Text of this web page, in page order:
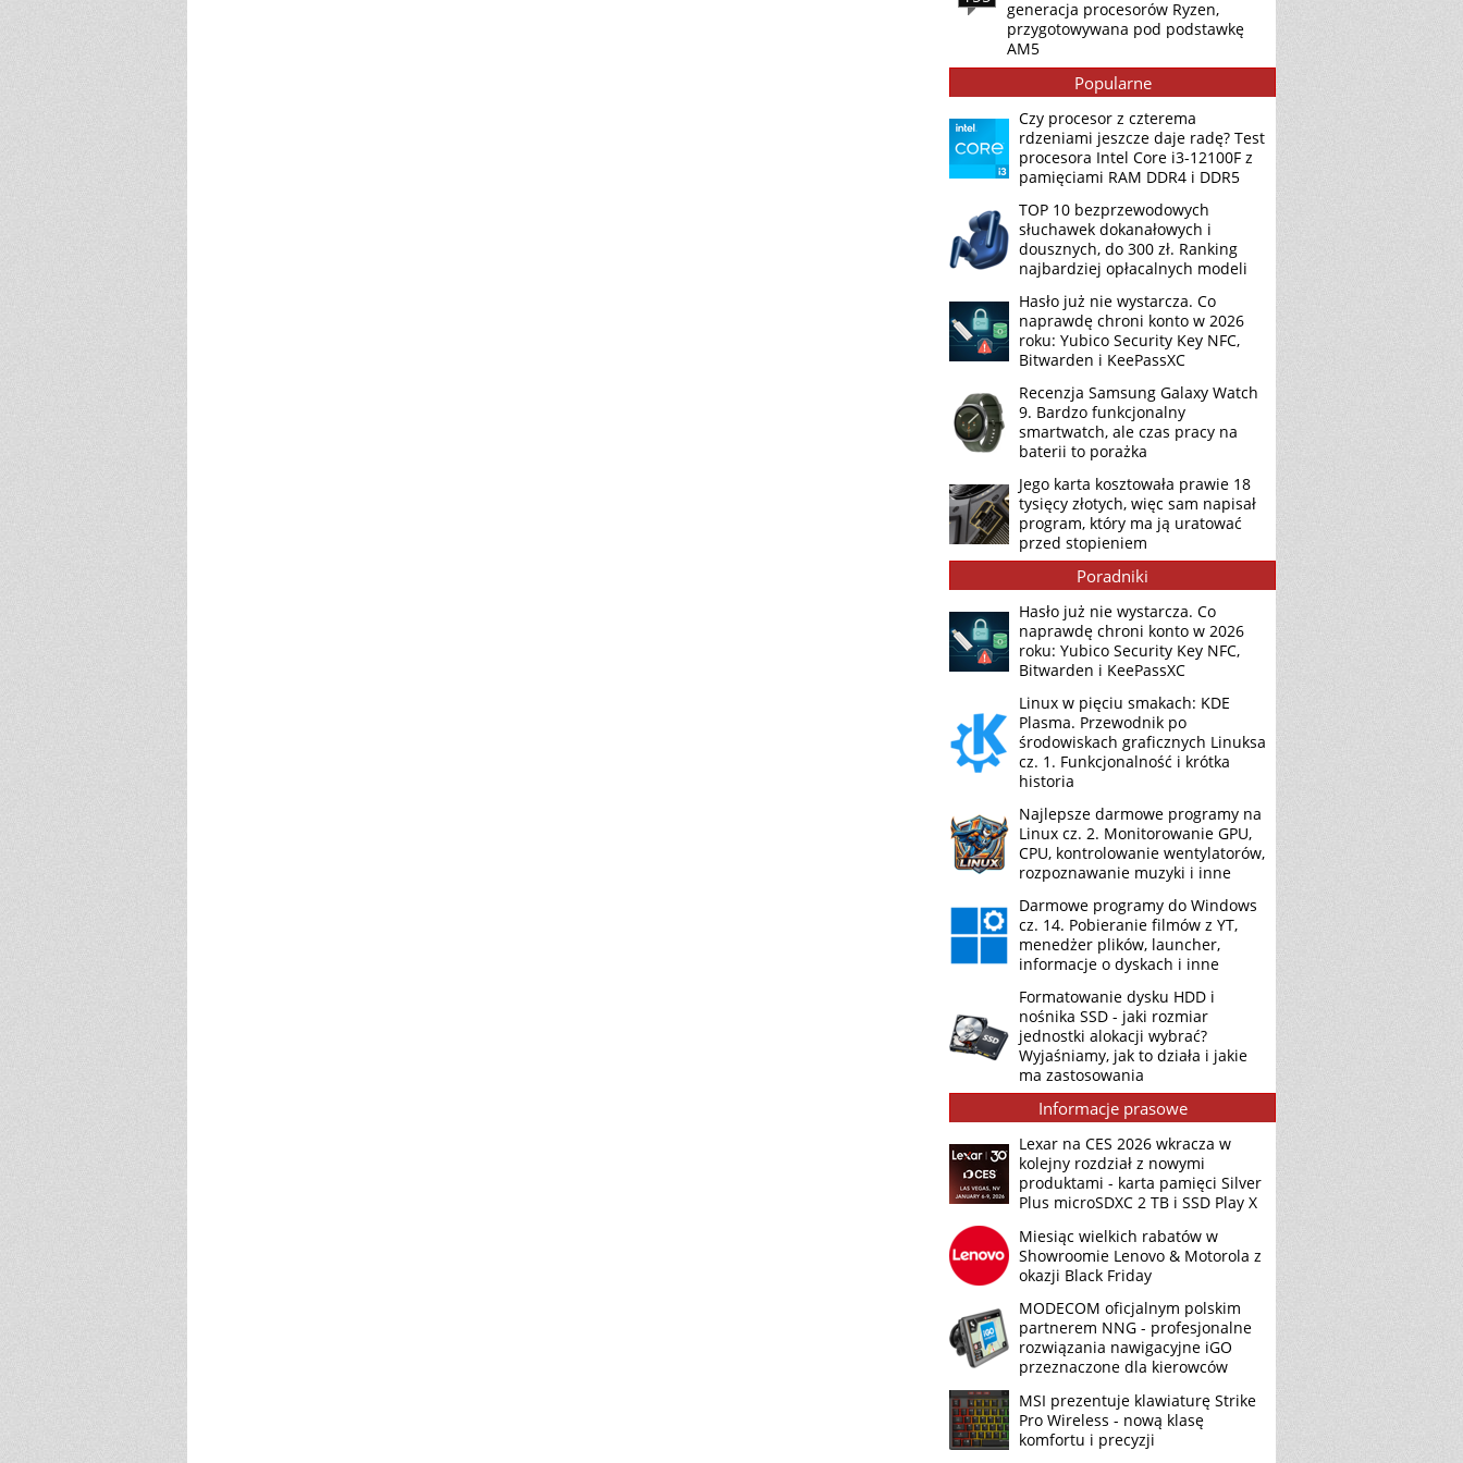
generacja procesorów Ryzen,
przygotowywana pod podstawkę
AM5
Popularne
Czy procesor z czterema
rdzeniami jeszcze daje radę? Test
procesora Intel Core i3-12100F z
pamięciami RAM DDR4 i DDR5
TOP 10 bezprzewodowych
słuchawek dokanałowych i
dousznych, do 300 zł. Ranking
najbardziej opłacalnych modeli
Hasło już nie wystarcza. Co
naprawdę chroni konto w 2026
roku: Yubico Security Key NFC,
Bitwarden i KeePassXC
Recenzja Samsung Galaxy Watch
9. Bardzo funkcjonalny
smartwatch, ale czas pracy na
baterii to porażka
Jego karta kosztowała prawie 18
tysięcy złotych, więc sam napisał
program, który ma ją uratować
przed stopieniem
Poradniki
Hasło już nie wystarcza. Co
naprawdę chroni konto w 2026
roku: Yubico Security Key NFC,
Bitwarden i KeePassXC
Linux w pięciu smakach: KDE
Plasma. Przewodnik po
środowiskach graficznych Linuksa
cz. 1. Funkcjonalność i krótka
historia
Najlepsze darmowe programy na
Linux cz. 2. Monitorowanie GPU,
CPU, kontrolowanie wentylatorów,
rozpoznawanie muzyki i inne
Darmowe programy do Windows
cz. 14. Pobieranie filmów z YT,
menedżer plików, launcher,
informacje o dyskach i inne
Formatowanie dysku HDD i
nośnika SSD - jaki rozmiar
jednostki alokacji wybrać?
Wyjaśniamy, jak to działa i jakie
ma zastosowania
Informacje prasowe
Lexar na CES 2026 wkracza w
kolejny rozdział z nowymi
produktami - karta pamięci Silver
Plus microSDXC 2 TB i SSD Play X
Miesiąc wielkich rabatów w
Showroomie Lenovo & Motorola z
okazji Black Friday
MODECOM oficjalnym polskim
partnerem NNG - profesjonalne
rozwiązania nawigacyjne iGO
przeznaczone dla kierowców
MSI prezentuje klawiaturę Strike
Pro Wireless - nową klasę
komfortu i precyzji